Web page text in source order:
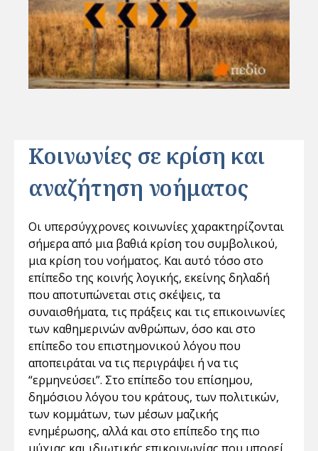
Κοινωνίες σε κρίση και
αναζήτηση νοήματος
Οι υπερσύγχρονες κοινωνίες χαρακτηρίζονται
σήµερα από µια βαθιά κρίση του συµβολικού,
µια κρίση του νοήµατος. Και αυτό τόσο στο
επίπεδο της κοινής λογικής, εκείνης δηλαδή
που αποτυπώνεται στις σκέψεις, τα
συναισθήµατα, τις πράξεις και τις επικοινωνίες
των καθηµερινών ανθρώπων, όσο και στο
επίπεδο του επιστηµονικού λόγου που
αποπειράται να τις περιγράψει ή να τις
“ερµηνεύσει”. Στο επίπεδο του επίσηµου,
δηµόσιου λόγου του κράτους, των πολιτικών,
των κοµµάτων, των µέσων µαζικής
ενηµέρωσης, αλλά και στο επίπεδο της πιο